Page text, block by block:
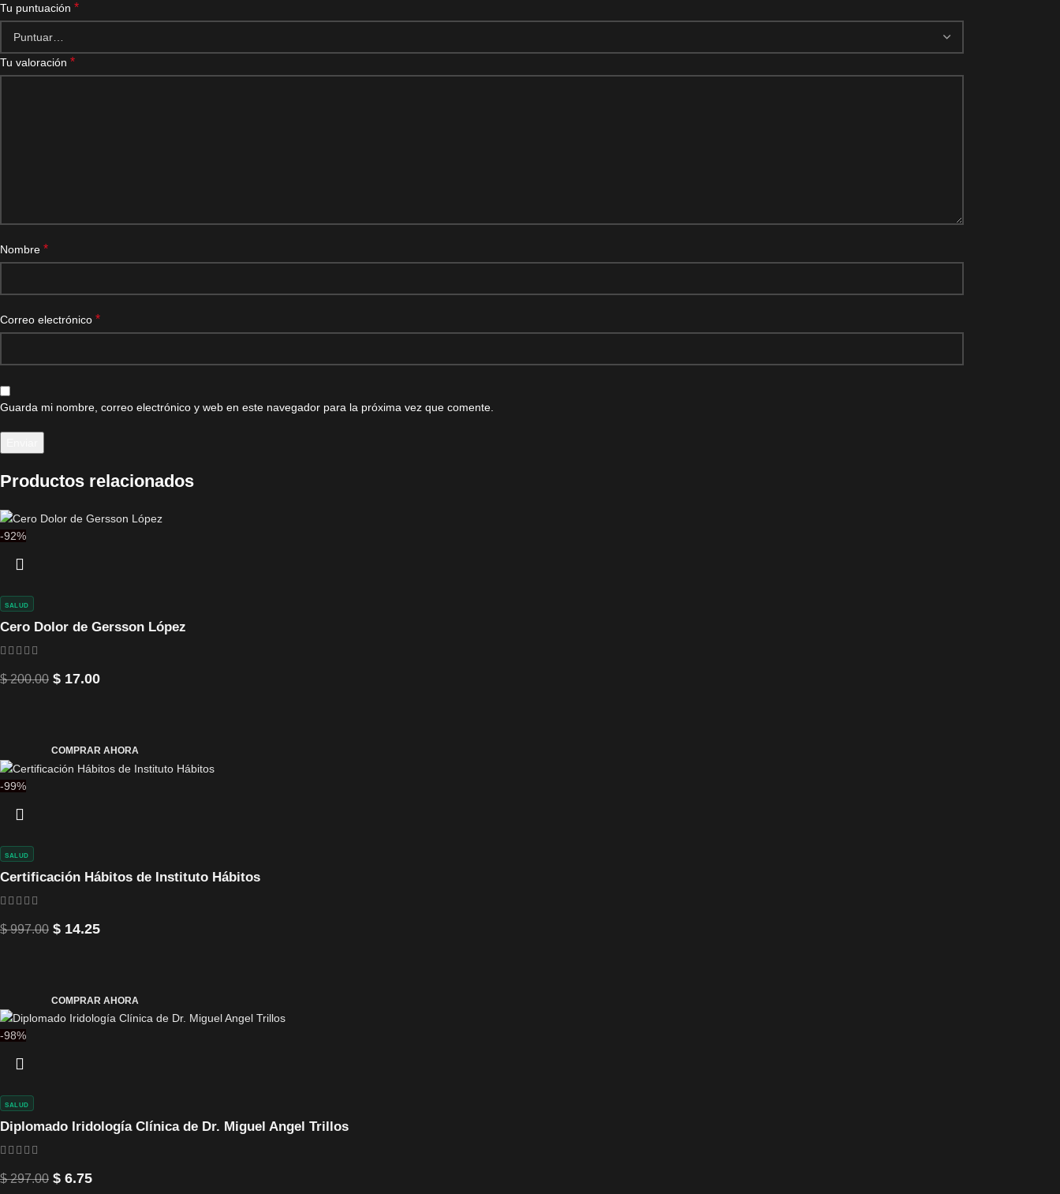
Tu puntuación *
Tu valoración *
Nombre *
Correo electrónico *
Guarda mi nombre, correo electrónico y web en este navegador para la próxima vez que comente.
Productos relacionados
-92%
Cero Dolor de Gersson López
SALUD
$200.00 $ 17.00
COMPRAR AHORA
-99%
Certificación Hábitos de Instituto Hábitos
SALUD
$997.00 $ 14.25
COMPRAR AHORA
-98%
Diplomado Iridología Clínica de Dr. Miguel Angel Trillos
SALUD
$297.00 $ 6.75